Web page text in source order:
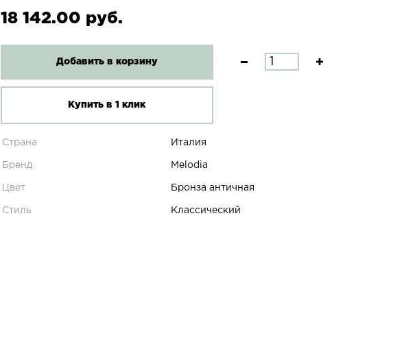
18 142.00 руб.
Добавить в корзину
Купить в 1 клик
Страна Италия
Бренд Melodia
Цвет Бронза античная
Стиль Классический